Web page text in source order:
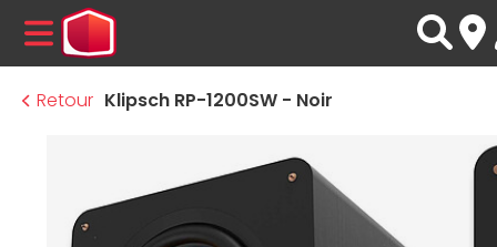
MENU
Retour Klipsch RP-1200SW - Noir